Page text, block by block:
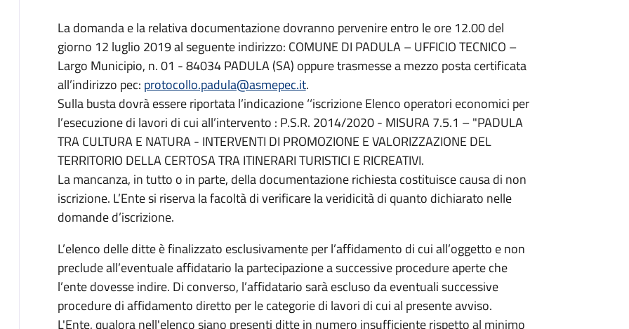
La domanda e la relativa documentazione dovranno pervenire entro le ore 12.00 del
giorno 12 luglio 2019 al seguente indirizzo: COMUNE DI PADULA – UFFICIO TECNICO –
Largo Municipio, n. 01 - 84034 PADULA (SA) oppure trasmesse a mezzo posta certificata
all’indirizzo pec: protocollo.padula@asmepec.it.
Sulla busta dovrà essere riportata l’indicazione ‘‘iscrizione Elenco operatori economici per
l’esecuzione di lavori di cui all’intervento : P.S.R. 2014/2020 - MISURA 7.5.1 – "PADULA
TRA CULTURA E NATURA - INTERVENTI DI PROMOZIONE E VALORIZZAZIONE DEL
TERRITORIO DELLA CERTOSA TRA ITINERARI TURISTICI E RICREATIVI.
La mancanza, in tutto o in parte, della documentazione richiesta costituisce causa di non
iscrizione. L’Ente si riserva la facoltà di verificare la veridicità di quanto dichiarato nelle
domande d’iscrizione.
L’elenco delle ditte è finalizzato esclusivamente per l’affidamento di cui all’oggetto e non
preclude all’eventuale affidatario la partecipazione a successive procedure aperte che
l’ente dovesse indire. Di converso, l’affidatario sarà escluso da eventuali successive
procedure di affidamento diretto per le categorie di lavori di cui al presente avviso.
L'Ente, qualora nell'elenco siano presenti ditte in numero insufficiente rispetto al minimo